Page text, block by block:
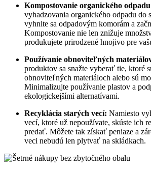
Kompostovanie organického
vyhadzovania organického odpadu do
vyhnite sa odpadovým komorám a
Kompostovanie nie len znižuje
produkujete prirodzené hnojivo pre
Používanie obnoviteľných
produktov sa snažte vyberať tie, ktoré
obnoviteľných materiáloch alebo sú
Minimalizujte používanie plastov a
ekologickejšími alternatívami.
Recyklácia starých vecí: Namiesto
vecí, ktoré už nepoužívate, skúste ich
predať. Môžete tak získať peniaze a
veci nebudú len plytvať na skládkach.